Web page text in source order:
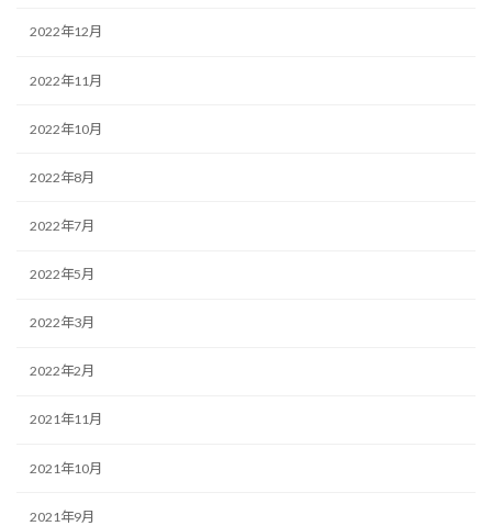
2022年12月
2022年11月
2022年10月
2022年8月
2022年7月
2022年5月
2022年3月
2022年2月
2021年11月
2021年10月
2021年9月